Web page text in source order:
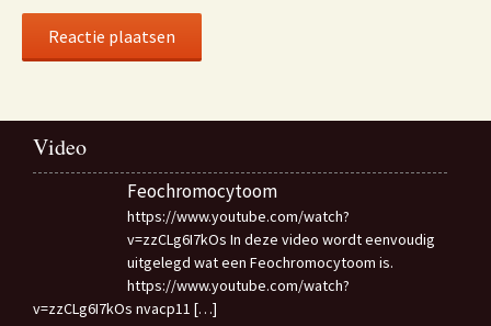
Video
Feochromocytoom
https://www.youtube.com/watch?
v=zzCLg6I7kOs In deze video wordt eenvoudig
uitgelegd wat een Feochromocytoom is.
https://www.youtube.com/watch?
v=zzCLg6I7kOs nvacp11 […]